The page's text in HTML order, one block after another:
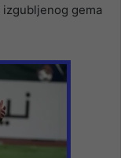
izgubljenog gema